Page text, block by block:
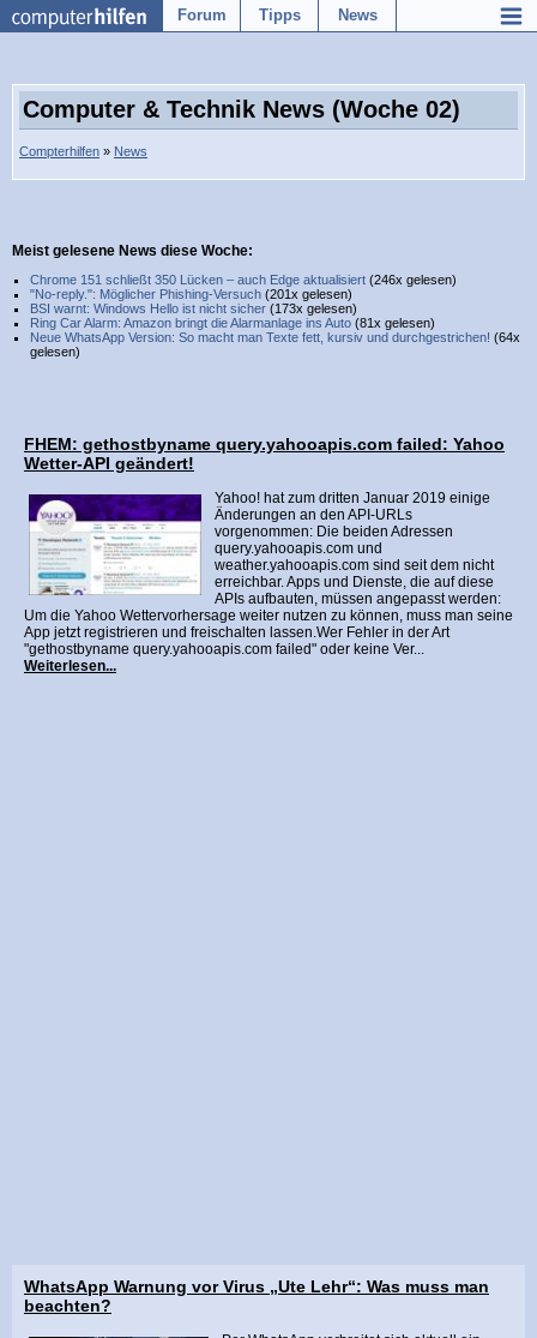
Forum Tipps News
Computer & Technik News (Woche 02)
Compterhilfen » News
Meist gelesene News diese Woche:
Chrome 151 schließt 350 Lücken – auch Edge aktualisiert (246x gelesen)
"No-reply.": Möglicher Phishing-Versuch (201x gelesen)
BSI warnt: Windows Hello ist nicht sicher (173x gelesen)
Ring Car Alarm: Amazon bringt die Alarmanlage ins Auto (81x gelesen)
Neue WhatsApp Version: So macht man Texte fett, kursiv und durchgestrichen! (64x
gelesen)
FHEM: gethostbyname query.yahooapis.com failed: Yahoo
Wetter-API geändert!
Yahoo! hat zum dritten Januar 2019 einige
Änderungen an den API-URLs
vorgenommen: Die beiden Adressen
query.yahooapis.com und
weather.yahooapis.com sind seit dem nicht
erreichbar. Apps und Dienste, die auf diese
APIs aufbauten, müssen angepasst werden:
Um die Yahoo Wettervorhersage weiter nutzen zu können, muss man seine
App jetzt registrieren und freischalten lassen.Wer Fehler in der Art
"gethostbyname query.yahooapis.com failed" oder keine Ver...
Weiterlesen...
WhatsApp Warnung vor Virus „Ute Lehr“: Was muss man
beachten?